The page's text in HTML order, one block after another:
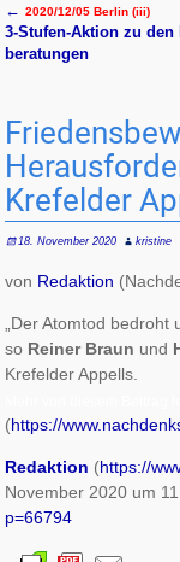
← 2020/12/05 Berlin (iii)
3-Stufen-Aktion zu
be­ratun­gen
Krefelder
18. November 2020 kristine
von Redaktion
„Der Atomtod
so Reiner Braun und
Krefelder Appells.
(https://
Redaktion (https://
November 2020 um
p=66794